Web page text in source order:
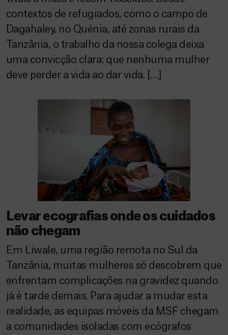
contextos de refugiados, como o campo de
Dagahaley, no Quénia, até zonas rurais da
Tanzânia, o trabalho da nossa colega deixa
uma convicção clara: que nenhuma mulher
deve perder a vida ao dar vida. […]
Levar ecografias onde os cuidados
não chegam
Em Liwale, uma região remota no Sul da
Tanzânia, muitas mulheres só descobrem que
enfrentam complicações na gravidez quando
já é tarde demais. Para ajudar a mudar esta
realidade, as equipas móveis da MSF chegam
a comunidades isoladas com ecógrafos